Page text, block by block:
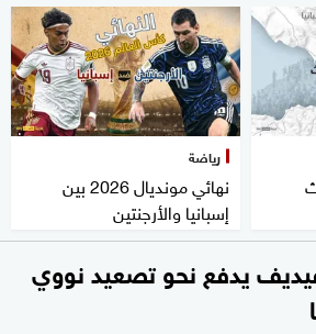
رياضة
نهائي مونديال 2026 بين
إسبانيا والأرجنتين
يدفع نحو تصعيد نووي